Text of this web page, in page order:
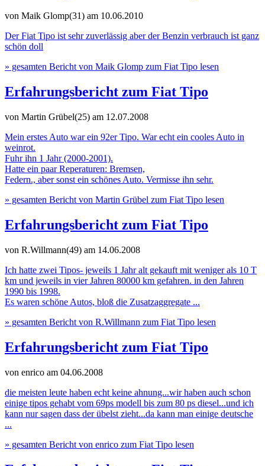
von Maik Glomp(31) am 10.06.2010
Der Fiat Tipo ist sehr zuverlässig aber der Benzin verbrauch ist ganz
schön doll
» gesamten Bericht von Maik Glomp zum Fiat Tipo lesen
Erfahrungsbericht zum Fiat Tipo
von Martin Grübel(25) am 12.07.2008
Mein erstes Auto war ein 92er Tipo. War echt ein cooles Auto in
weinrot.
Fuhr ihn 1 Jahr (2000-2001).
Hatte ein paar Reperaturen: Bremsen,
Federn., aber sonst ein schönes Auto. Vermisse ihn sehr.
» gesamten Bericht von Martin Grübel zum Fiat Tipo lesen
Erfahrungsbericht zum Fiat Tipo
von R.Willmann(49) am 14.06.2008
Ich hatte zwei Tipos- jeweils 1 Jahr alt gekauft mit weniger als 10 T
km und jeweils in vier Jahren 80000 km gefahren. in den Jahren
1990 bis 1998.
Es waren schöne Autos, bloß die Zusatzaggregate ...
» gesamten Bericht von R.Willmann zum Fiat Tipo lesen
Erfahrungsbericht zum Fiat Tipo
von enrico am 04.06.2008
die meisten leute haben echt keine ahnung...wir haben auch schon
einige tipos gehabt vom 69ps modell bis zum 80 ps diesel...und ich
kann nur sagen dass der übelst zieht...da kann man einige deutsche
...
» gesamten Bericht von enrico zum Fiat Tipo lesen